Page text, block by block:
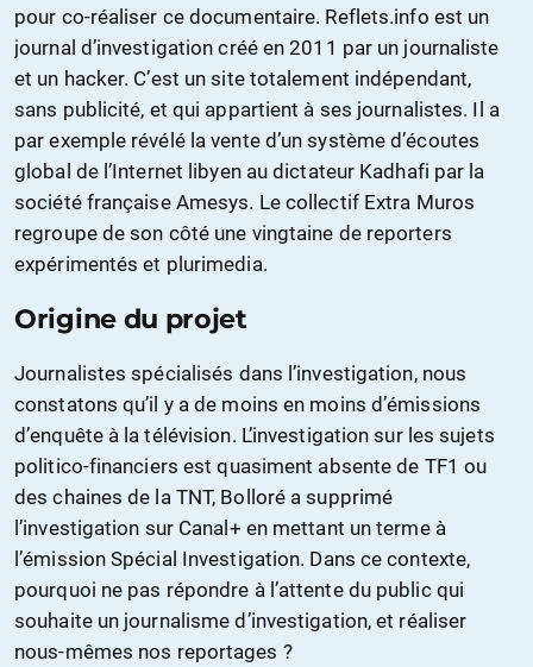
pour co-réaliser ce documentaire. Reflets.info est un
journal d’investigation créé en 2011 par un journaliste
et un hacker. C’est un site totalement indépendant,
sans publicité, et qui appartient à ses journalistes. Il a
par exemple révélé la vente d’un système d’écoutes
global de l’Internet libyen au dictateur Kadhafi par la
société française Amesys. Le collectif Extra Muros
regroupe de son côté une vingtaine de reporters
expérimentés et plurimedia.
Origine du projet
Journalistes spécialisés dans l’investigation, nous
constatons qu’il y a de moins en moins d’émissions
d’enquête à la télévision. L’investigation sur les sujets
politico-financiers est quasiment absente de TF1 ou
des chaines de la TNT, Bolloré a supprimé
l’investigation sur Canal+ en mettant un terme à
l’émission Spécial Investigation. Dans ce contexte,
pourquoi ne pas répondre à l’attente du public qui
souhaite un journalisme d’investigation, et réaliser
nous-mêmes nos reportages ?